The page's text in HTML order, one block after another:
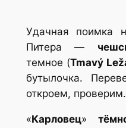
Удачная поимка
Питера —
темное (Tmavý
бутылочка.
откроем, проверим.
«Карловец»